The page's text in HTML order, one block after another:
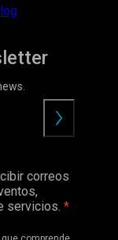
correos
servicios.